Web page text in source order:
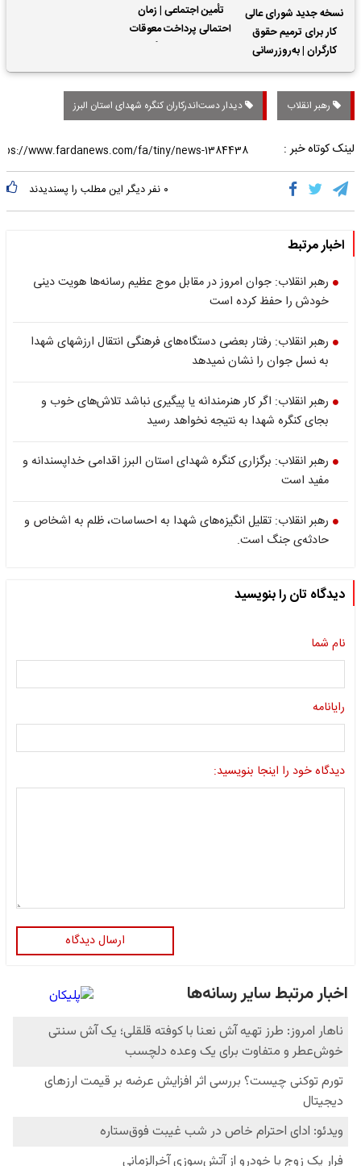
نسخه جدید شورای عالی
کار برای ترمیم حقوق
کارگران | به‌روزرسانی
کمک‌های معیشتی برای
کارگران
تأمین اجتماعی | زمان
احتمالی پرداخت معوقات
رهبر انقلاب دیدار دست‌اندرکاران کنگره شهدای استان البرز
لینک کوتاه خبر :
۰ نفر دیگر این مطلب را پسندیدند
اخبار مرتبط
رهبر انقلاب: جوان امروز در مقابل موج عظیم رسانه‌ها هویت دینی
خودش را حفظ کرده است
رهبر انقلاب: رفتار بعضی دستگاه‌های فرهنگی انتقال ارزشهای شهدا
به نسل جوان را نشان نمیدهد
رهبر انقلاب: اگر کار هنرمندانه یا پیگیری نباشد تلاش‌های خوب و
بجای کنگره شهدا به نتیجه نخواهد رسید
رهبر انقلاب: برگزاری کنگره شهدای استان البرز اقدامی خداپسندانه و
مفید است
رهبر انقلاب: تقلیل انگیزه‌های شهدا به احساسات، ظلم به اشخاص و
حادثه‌ی جنگ است.
دیدگاه تان را بنویسید
نام شما
رایانامه
دیدگاه خود را اینجا بنویسید:
ارسال دیدگاه